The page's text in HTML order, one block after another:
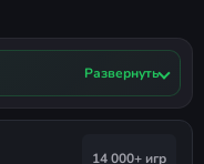
Развернуть
14 000+ игр